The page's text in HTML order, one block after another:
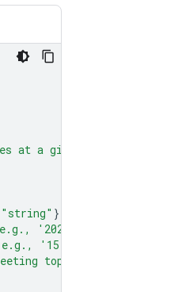
at a given time and date."
"string" }},
'2024-07-29')"
'15:00')"
topic."